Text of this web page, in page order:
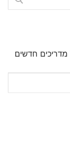
מדריכים חדשים